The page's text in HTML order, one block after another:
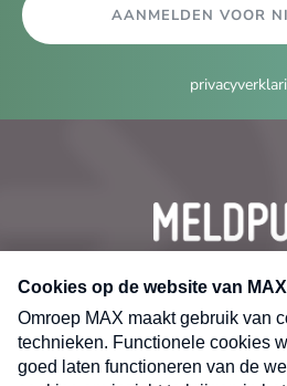
AANMELDEN VOOR
CONTACT